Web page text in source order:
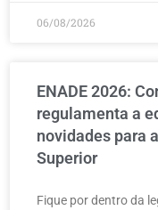
06/08/2026
ENADE 2026:
regulamenta a
novidades para
Superior
Fique por dentro da